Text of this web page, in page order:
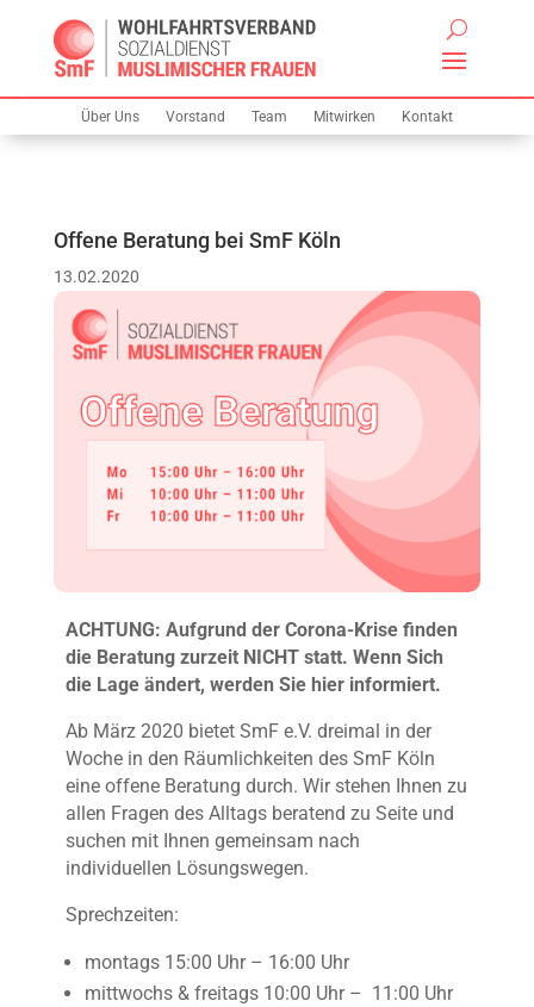
Über Uns Vorstand Team Mitwirken Kontakt
Offene Beratung bei SmF Köln
13.02.2020
ACHTUNG: Aufgrund der Corona-Krise finden
die Beratung zurzeit NICHT statt. Wenn Sich
die Lage ändert, werden Sie hier informiert.
Ab März 2020 bietet SmF e.V. dreimal in der
Woche in den Räumlichkeiten des SmF Köln
eine offene Beratung durch. Wir stehen Ihnen zu
allen Fragen des Alltags beratend zu Seite und
suchen mit Ihnen gemeinsam nach
individuellen Lösungswegen.
Sprechzeiten:
montags 15:00 Uhr – 16:00 Uhr
mittwochs & freitags 10:00 Uhr – 11:00 Uhr